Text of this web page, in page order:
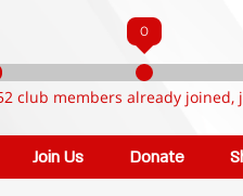
0
club members already joined,
Join Us Donate